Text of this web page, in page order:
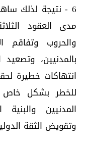
6 - نتيجة لذلك
مدى العقود
والحروب وتفاقم
بالمدنيين،
انتهاكات خطيرة
للخطر بشكل
المدنيين
وتقويض الثقة